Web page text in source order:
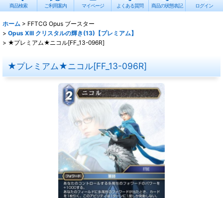
商品検索 ご利用案内 マイページ よくある質問 商品の状態表記 ログイン
ホーム > FFTCG Opus ブースター
> Opus XIII クリスタルの輝き(13)【プレミアム】
> ★プレミアム★ニコル[FF_13-096R]
★プレミアム★ニコル[FF_13-096R]